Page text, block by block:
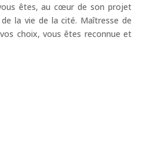
êtes, au cœur de son projet
la vie de la cité. Maîtresse de
choix, vous êtes reconnue et